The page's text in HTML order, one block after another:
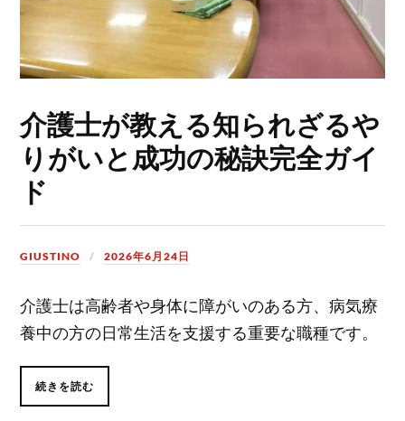
介護士が教える知られざるや
りがいと成功の秘訣完全ガイ
ド
GIUSTINO 2026年6月24日
介護士は高齢者や身体に障がいのある方、病気療
養中の方の日常生活を支援する重要な職種です。
続きを読む